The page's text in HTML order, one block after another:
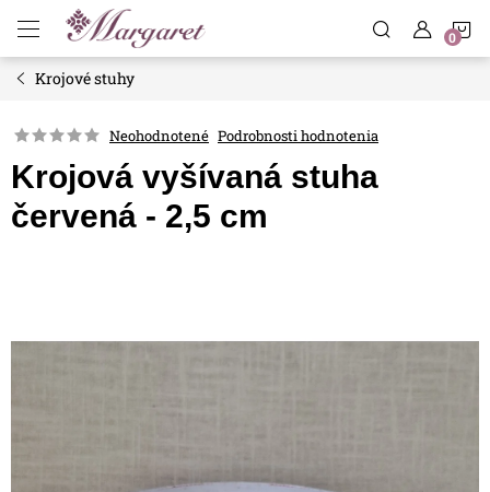
obsah
Krojové stuhy
Neohodnotené Podrobnosti hodnotenia
Krojová vyšívaná stuha
červená - 2,5 cm